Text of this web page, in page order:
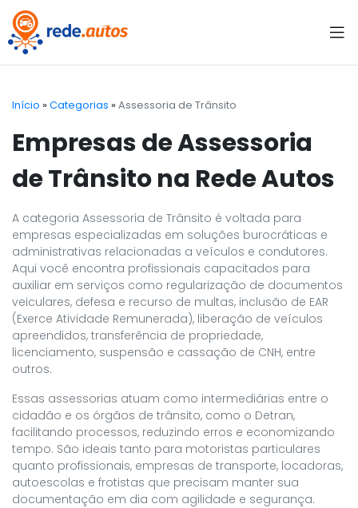
Início » Categorias » Assessoria de Trânsito
Empresas de Assessoria
de Trânsito na Rede Autos
A categoria Assessoria de Trânsito é voltada para
empresas especializadas em soluções burocráticas e
administrativas relacionadas a veículos e condutores.
Aqui você encontra profissionais capacitados para
auxiliar em serviços como regularização de documentos
veiculares, defesa e recurso de multas, inclusão de EAR
(Exerce Atividade Remunerada), liberação de veículos
apreendidos, transferência de propriedade,
licenciamento, suspensão e cassação de CNH, entre
outros.
Essas assessorias atuam como intermediárias entre o
cidadão e os órgãos de trânsito, como o Detran,
facilitando processos, reduzindo erros e economizando
tempo. São ideais tanto para motoristas particulares
quanto profissionais, empresas de transporte, locadoras,
autoescolas e frotistas que precisam manter sua
documentação em dia com agilidade e segurança.